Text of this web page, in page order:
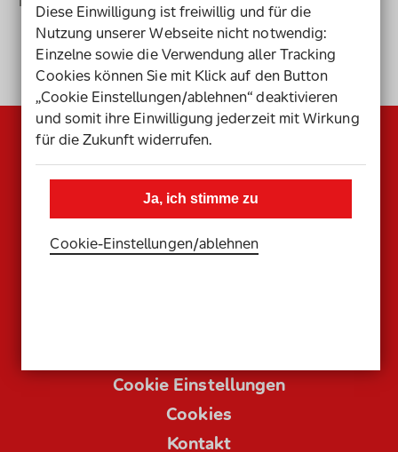
zum Seitenanfang
Cookie Einstellungen
Cookies
Kontakt
Diese Einwilligung ist freiwillig und für die
Nutzung unserer Webseite nicht notwendig:
Einzelne sowie die Verwendung aller Tracking
Cookies können Sie mit Klick auf den Button
„Cookie Einstellungen/ablehnen“ deaktivieren
und somit ihre Einwilligung jederzeit mit Wirkung
für die Zukunft widerrufen.
Ja, ich stimme zu
Cookie-Einstellungen­/­ablehnen